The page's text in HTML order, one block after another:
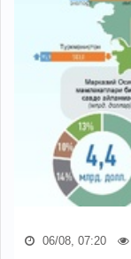
06/08, 07:20